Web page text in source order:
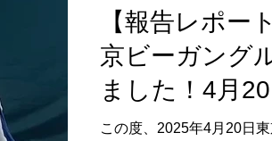
そう」など、うれしい反
直接感想を聞ける機会は
りのヒントもたくさん。
売。足を止めてくださっ
した。 --- ## ちばのキラ
一緒に ちばのキラリブー
【報告レポー
京ビーガング
ました！4月20
この度、2025年4月20日